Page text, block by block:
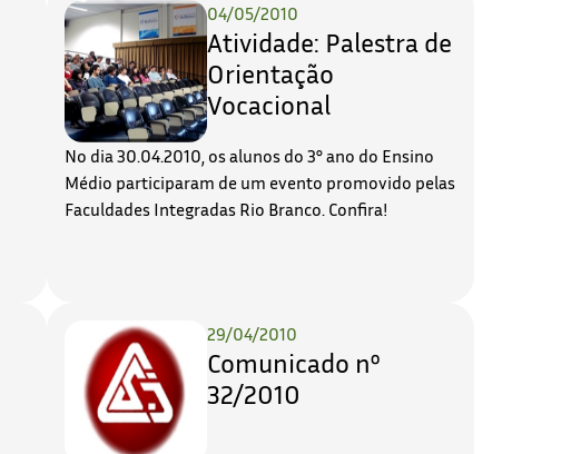
04/05/2010
Atividade: Palestra de
Orientação
Vocacional
No dia 30.04.2010, os alunos do 3° ano do Ensino
Médio participaram de um evento promovido pelas
Faculdades Integradas Rio Branco. Confira!
29/04/2010
Comunicado nº
32/2010